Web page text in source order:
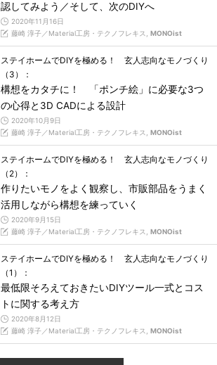
認してみよう／そして、次のDIYへ
2020年11月16日
藤崎 淳子／Material工房・テクノフレキス, MONOist
ステイホームでDIYを極める！ 玄人志向なモノづくり
（3）：
構想をカタチに！ 「ポンチ絵」に必要な3つ
の心得と3D CADによる設計
2020年10月9日
藤崎 淳子／Material工房・テクノフレキス, MONOist
ステイホームでDIYを極める！ 玄人志向なモノづくり
（2）：
作りたいモノをよく観察し、市販部品をうまく
活用しながら構想を練っていく
2020年9月15日
藤崎 淳子／Material工房・テクノフレキス, MONOist
ステイホームでDIYを極める！ 玄人志向なモノづくり
（1）：
最低限そろえておきたいDIYツール一式とコス
トに関する考え方
2020年8月12日
藤崎 淳子／Material工房・テクノフレキス, MONOist